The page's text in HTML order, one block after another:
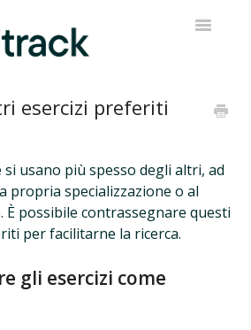
l'assistenza
esercizi preferiti
si usano più spesso degli altri, ad
propria specializzazione o al
È possibile contrassegnare questi
per facilitarne la ricerca.
gli esercizi come